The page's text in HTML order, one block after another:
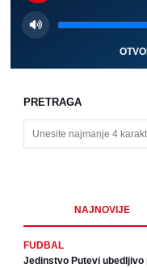
PRETRAGA
NAJNOVIJE
FUDBAL
Jedinstvo Putevi